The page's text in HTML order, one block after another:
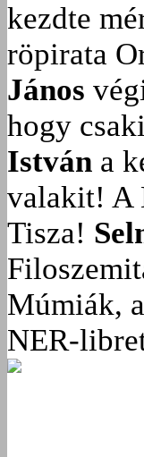
kezdte
röpirata
János
hogy
István a
valakit! A
Tisza!
Múmiák,
NER-